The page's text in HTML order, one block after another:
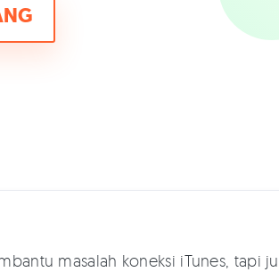
masalah koneksi iTunes, tapi